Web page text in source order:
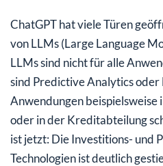
ChatGPT hat viele Türen
von LLMs (Large Language
LLMs sind nicht für alle
sind Predictive Analytics
Anwendungen
oder in der Kreditabteilung
ist jetzt: Die Investitions- und
Technologien ist deutlich